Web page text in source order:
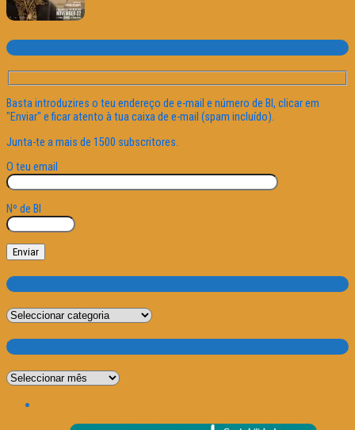
Subscrever o site
Basta introduzires o teu endereço de e-mail e número de BI, clicar em
"Enviar" e ficar atento à tua caixa de e-mail (spam incluído).
Junta-te a mais de 1500 subscritores.
O teu email
Nº de BI
Categorias
Categorias
Por Data
Por